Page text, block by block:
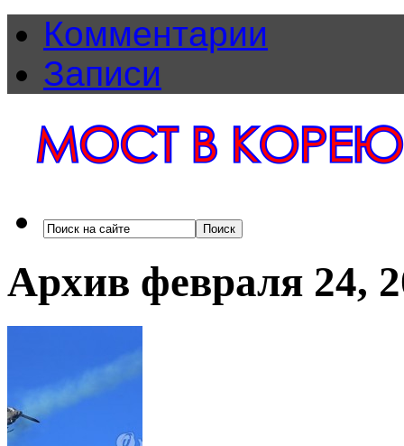
Комментарии
Записи
Архив февраля 24,